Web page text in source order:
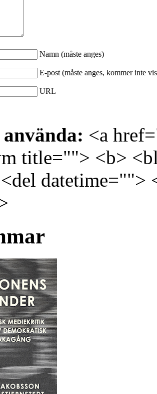
Namn (måste anges)
E-post (måste anges, kommer inte
URL
<a
title=""> <b>